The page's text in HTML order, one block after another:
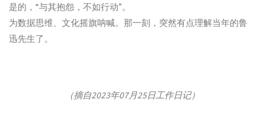
是的，“与其抱怨，不如行动”。
为数据思维、文化摇旗呐喊。那一刻，突然有点理解当年的鲁
迅先生了。
（摘自2023年07月25日工作日记）